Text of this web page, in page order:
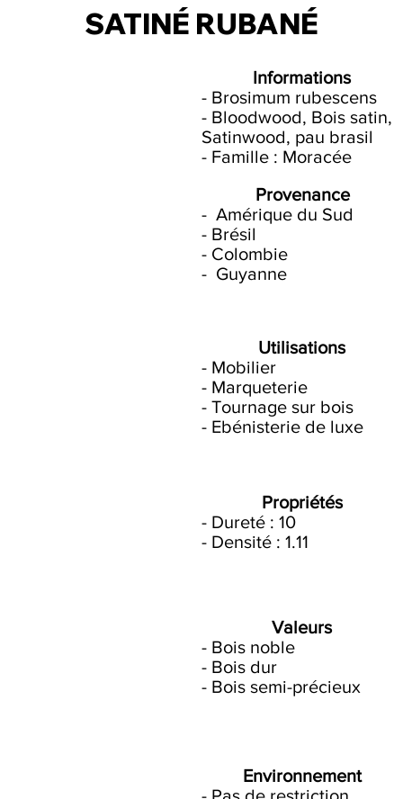
SATINÉ RUBANÉ
SATINÉ RUBANÉ
Informations
- Brosimum rubescens
- Bloodwood, Bois satin,
Satinwood, pau brasil
- Famille : Moracée
Provenance
- Amérique du Sud
- Brésil
- Colombie
- Guyanne
Utilisations
- Mobilier
- Marqueterie
- Tournage sur bois
- Ebénisterie de luxe
Propriétés
- Dureté : 10
- Densité : 1.11
Valeurs
- Bois noble
- Bois dur
- Bois semi-précieux
Environnement